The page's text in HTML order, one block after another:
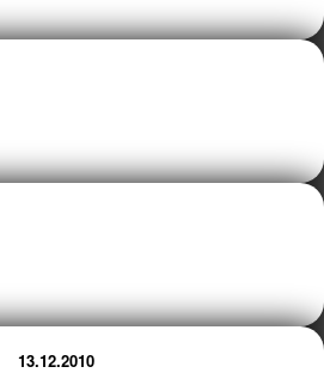
13.12.2010